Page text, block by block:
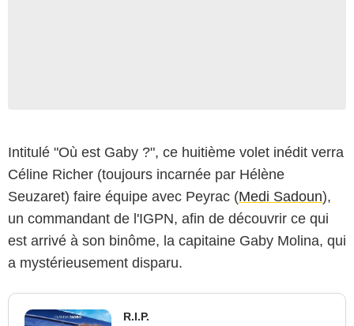
Intitulé "Où est Gaby ?", ce huitième volet inédit verra
Céline Richer (toujours incarnée par Hélène
Seuzaret) faire équipe avec Peyrac (Medi Sadoun),
un commandant de l'IGPN, afin de découvrir ce qui
est arrivé à son binôme, la capitaine Gaby Molina, qui
a mystérieusement disparu.
R.I.P.